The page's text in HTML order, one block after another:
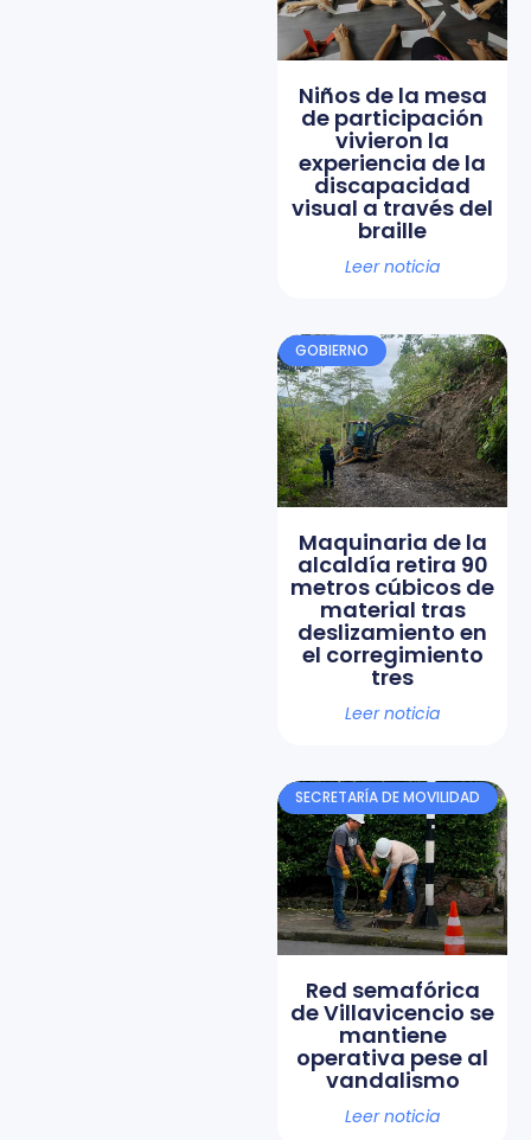
Niños de la mesa
de participación
vivieron la
experiencia de la
discapacidad
visual a través del
braille
Leer noticia
GOBIERNO
Maquinaria de la
alcaldía retira 90
metros cúbicos de
material tras
deslizamiento en
el corregimiento
tres
Leer noticia
SECRETARÍA DE MOVILIDAD
Red semafórica
de Villavicencio se
mantiene
operativa pese al
vandalismo
Leer noticia